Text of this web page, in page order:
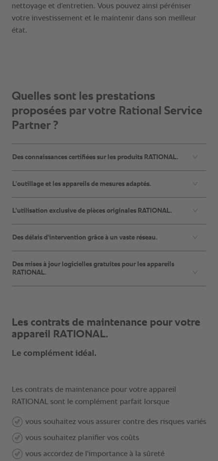
Quelles sont les prestations
proposées par votre Rational Service
Partner ?
Des connaissances certifiées sur les produits RATIONAL.
L'outillage et les appareils de mesures adaptés.
L'utilisation exclusive de pièces originales RATIONAL.
Des délais d'intervention grâce à un vaste réseau.
Des mises à jour logicielles gratuites pour les appareils
RATIONAL.